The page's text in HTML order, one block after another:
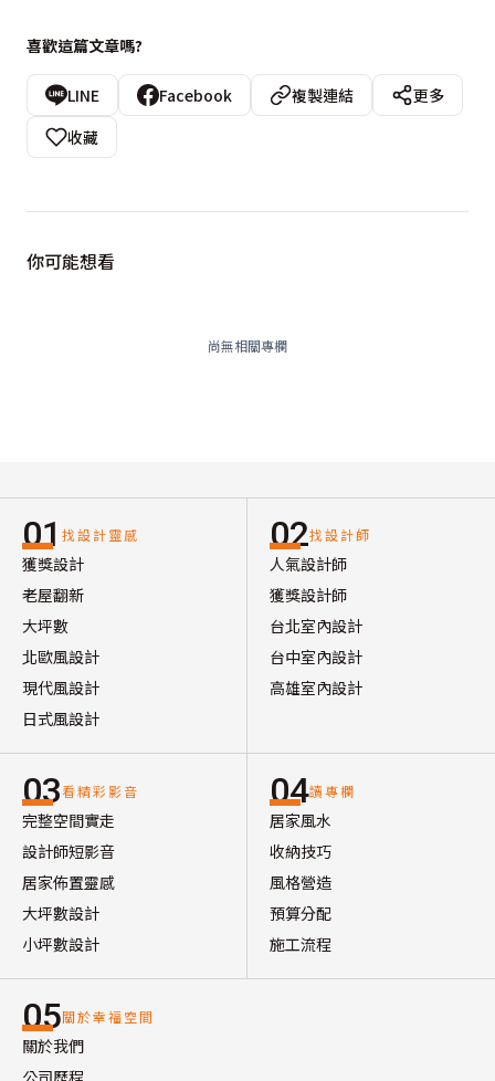
喜歡這篇文章嗎?
LINE Facebook 複製連結
更多
收藏
你可能想看
尚無相關專欄
01 找設計靈感
獲獎設計
老屋翻新
大坪數
北歐風設計
現代風設計
日式風設計
02找設計師
人氣設計師
獲獎設計師
台北室內設計
台中室內設計
高雄室內設計
03看精彩影音
完整空間實走
設計師短影音
居家佈置靈感
大坪數設計
小坪數設計
04讀專欄
居家風水
收納技巧
風格營造
預算分配
施工流程
05關於幸福空間
關於我們
公司歷程